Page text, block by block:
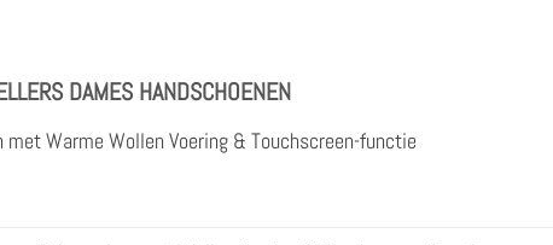
DAMES HANDSCHOENEN
Warme Wollen Voering & Touchscreen-functie